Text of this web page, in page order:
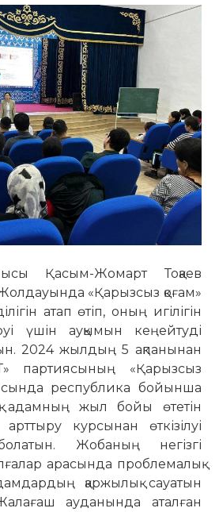
Қасым-Жомарт Тоқаев
Жолдауында «Қарызсыз қоғам»
атап өтіп, оның игілігін
үшін ауқымын кеңейтуді
2024 жылдың 5 ақпанынан
партиясының «Қарызсыз
республика бойынша
жыл бойы өтетін
арттыру курсынан өткізілуі
Жобаның негізгі
арасында проблемалық
қаржылық сауатын
ауданында аталған